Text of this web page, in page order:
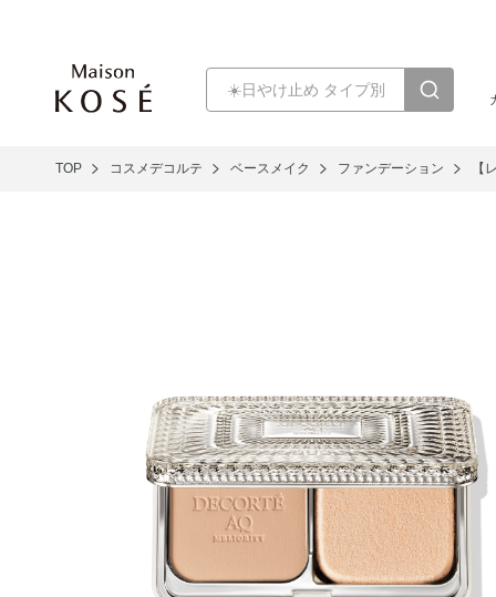
TOP コスメデコルテ ベースメイク ファンデーション 【